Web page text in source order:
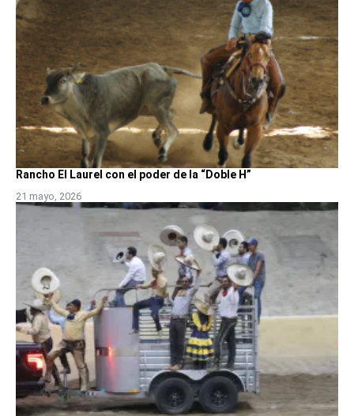
Rancho El Laurel con el poder de la “Doble H”
21 mayo, 2026